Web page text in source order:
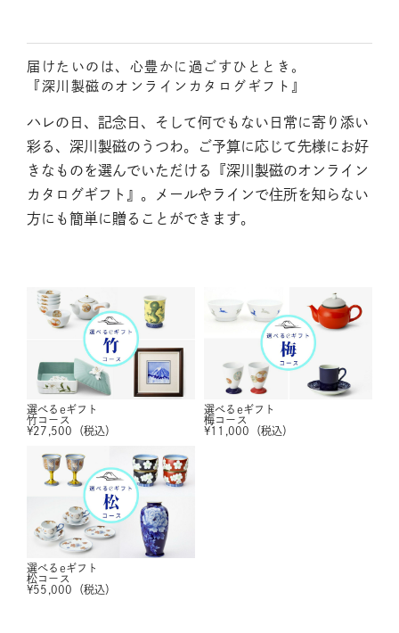
届けたいのは、心豊かに過ごすひととき。
『深川製磁のオンラインカタログギフト』
ハレの日、記念日、そして何でもない日常に寄り添い
彩る、深川製磁のうつわ。ご予算に応じて先様にお好
きなものを選んでいただける『深川製磁のオンライン
カタログギフト』。メールやラインで住所を知らない
方にも簡単に贈ることができます。
選べるeギフト
竹コース
¥27,500 （税込）
選べるeギフト
梅コース
¥11,000 （税込）
選べるeギフト
松コース
¥55,000 （税込）